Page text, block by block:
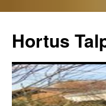
Hortus